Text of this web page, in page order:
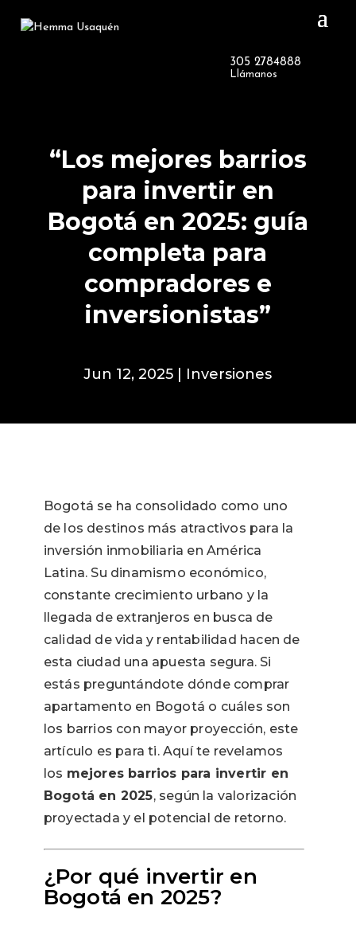
🎁y reclama tu bono de 7 Millones RECLAMA
“Los mejores barrios
para invertir en
Bogotá en 2025: guía
completa para
compradores e
inversionistas”
Jun 12, 2025 Inversiones
Bogotá se ha consolidado como uno
de los destinos más atractivos para la
inversión inmobiliaria en América
Latina. Su dinamismo económico,
constante crecimiento urbano y la
llegada de extranjeros en busca de
calidad de vida y rentabilidad hacen de
esta ciudad una apuesta segura. Si
estás preguntándote dónde comprar
apartamento en Bogotá o cuáles son
los barrios con mayor proyección, este
artículo es para ti. Aquí te revelamos
los mejores barrios para invertir en
Bogotá en 2025, según la valorización
proyectada y el potencial de retorno.
¿Por qué invertir en
Bogotá en 2025?
305 2784888
Llámanos